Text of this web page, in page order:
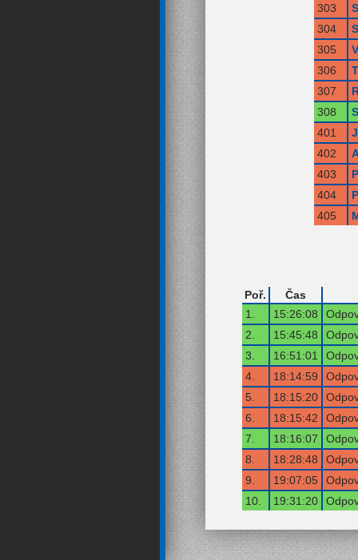
303
304
305
306
307
308
401
402
403
404
405
Poř.
Čas
1.
15:26:08
2.
15:45:48
3.
16:51:01
4.
18:14:59
5.
18:15:20
6.
18:15:42
7.
18:16:07
8.
18:28:48
9.
19:07:05
10.
19:31:20